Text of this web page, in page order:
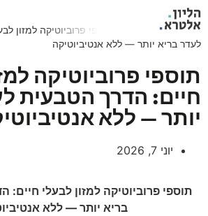
Home
»מה חדש?
תוספי פרוביוטיקה למזון
לעדר בריא יותר — ללא אנטיביוטיקה
תוספי פרוביוטיקה
חיים: הדרך הטבעית
יותר — ללא
יוני 7, 2026
תוספי פרוביוטיקה למזון לבעלי
בריא יותר — ללא